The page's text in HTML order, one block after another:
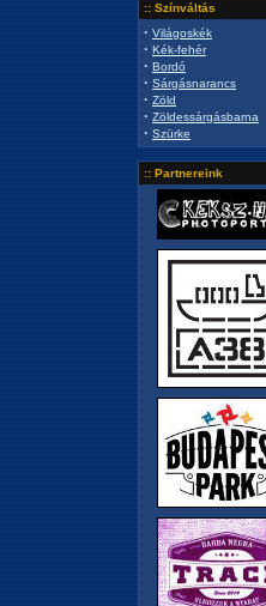
:: Színváltás
· Világoskék
· Kék-fehér
· Bordó
· Sárgásnarancs
· Zöld
· Zöldessárgásbarna
· Szürke
:: Partnereink